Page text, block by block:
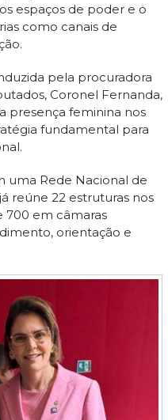
espaços de poder e o
como canais de
pela procuradora
Coronel Fernanda,
presença feminina nos
fundamental para
uma Rede Nacional de
reúne 22 estruturas nos
700 em câmaras
orientação e